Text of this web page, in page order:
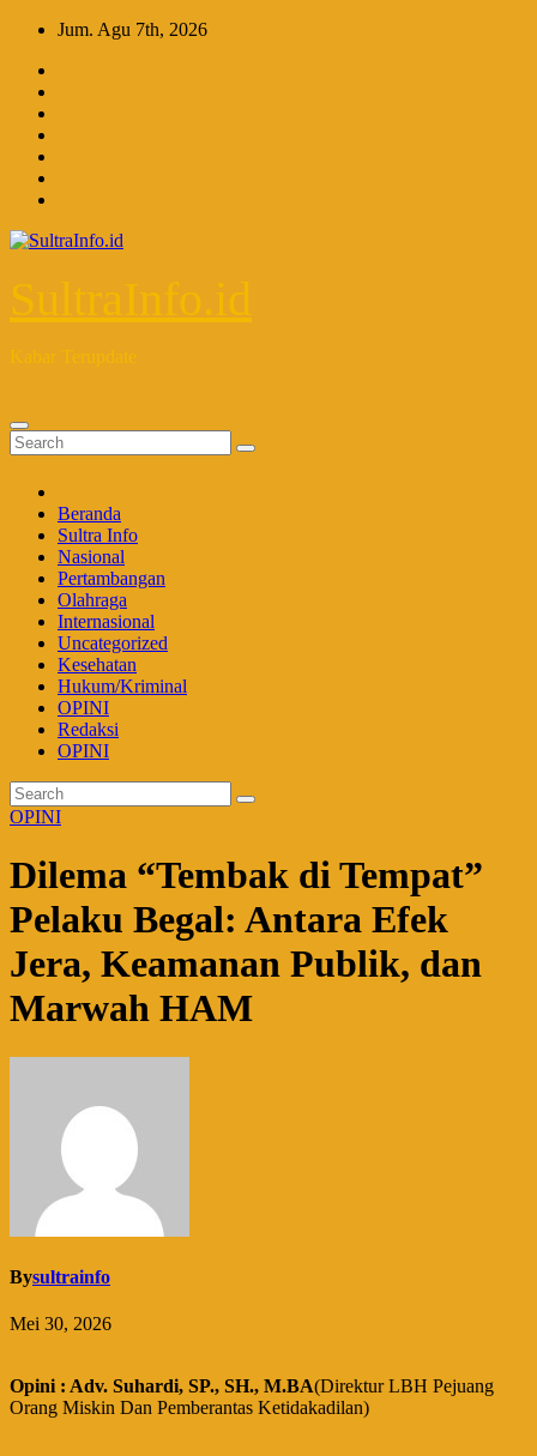
Skip
content
Jum. Agu 7th, 2026
SultraInfo.id
Kabar Terupdate
Beranda
Sultra Info
Nasional
Pertambangan
Olahraga
Internasional
Uncategorized
Kesehatan
Hukum/Kriminal
OPINI
Redaksi
OPINI
OPINI
Dilema “Tembak di Tempat”
Pelaku Begal: Antara Efek
Jera, Keamanan Publik, dan
Marwah HAM
Bysultrainfo
Mei 30, 2026
Opini : Adv. Suhardi, SP., SH., M.BA(Direktur LBH Pejuang
Orang Miskin Dan Pemberantas Ketidakadilan)